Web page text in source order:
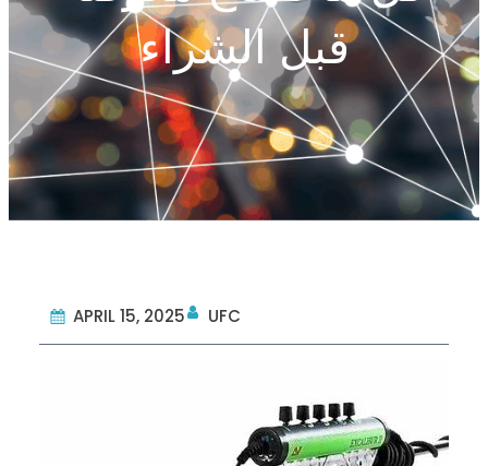
قبل الشراء
APRIL 15, 2025 UFC